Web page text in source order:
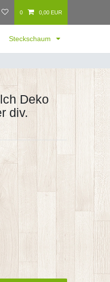
0 0,00 EUR
Steckschaum
Deko
div.